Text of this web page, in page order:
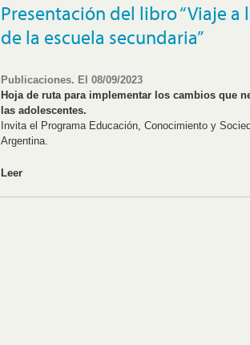
Presentación del libro “Viaje
de la escuela secundaria”
Publicaciones. El 08/09/2023
Hoja de ruta para implementar los cambios que
las adolescentes.
Invita el Programa Educación, Conocimiento y
Argentina.
Leer